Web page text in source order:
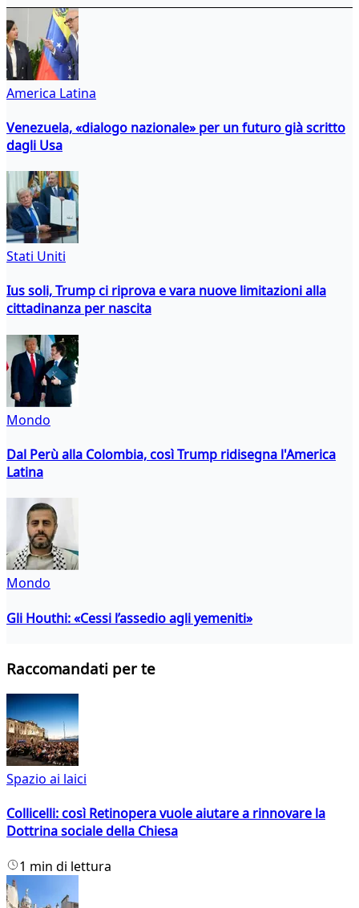
America Latina
Venezuela, «dialogo nazionale» per un futuro già scritto
dagli Usa
Stati Uniti
Ius soli, Trump ci riprova e vara nuove limitazioni alla
cittadinanza per nascita
Mondo
Dal Perù alla Colombia, così Trump ridisegna l'America
Latina
Mondo
Gli Houthi: «Cessi l’assedio agli yemeniti»
Raccomandati per te
Spazio ai laici
Collicelli: così Retinopera vuole aiutare a rinnovare la
Dottrina sociale della Chiesa
1 min di lettura